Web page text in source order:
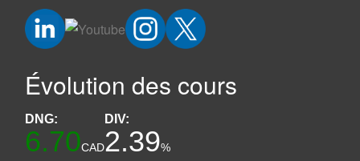
Évolution des cours
DNG:
6.70CAD
DIV:
2.39%